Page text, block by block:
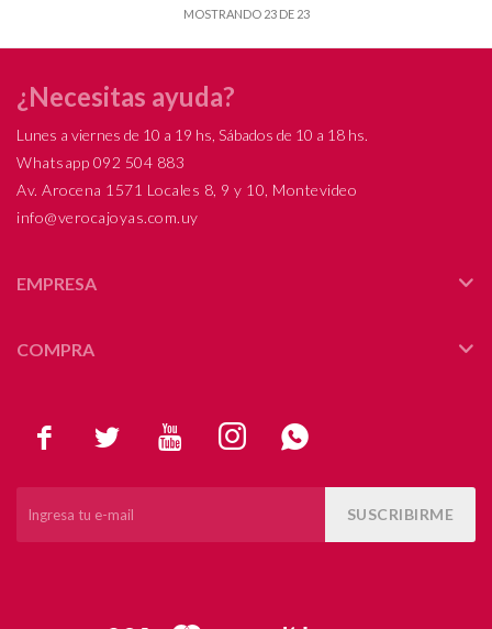
MOSTRANDO 23DE 23
    
SUSCRIBIRME
¿Necesitas ayuda?
Lunes a viernes de 10 a 19 hs, Sábados de 10 a 18 hs.
Whatsapp 092 504 883
Av. Arocena 1571 Locales 8, 9 y 10, Montevideo
info@verocajoyas.com.uy
EMPRESA
COMPRA